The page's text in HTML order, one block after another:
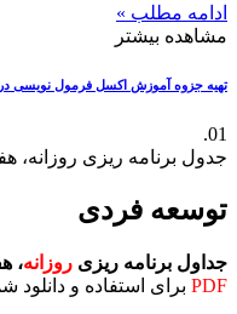
ادامه مطلب »
مشاهده بیشتر
تهیه جزوه آموزش اکسل فرمول نویسی
01.
جدول برنامه ریزی روزانه،
توسعه فردی
جداول برنامه ریزی روزانه،
PDF برای استفاده و دانلود